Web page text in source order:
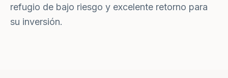
refugio de bajo riesgo y excelente retorno para
su inversión.